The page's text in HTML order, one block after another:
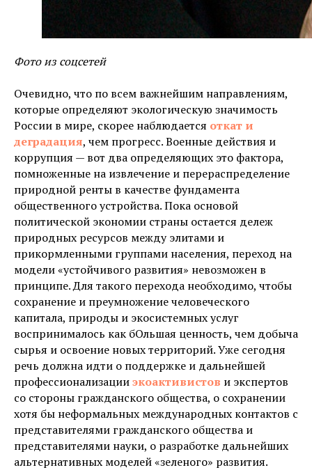
Фото из соцсетей
Очевидно, что по всем важнейшим направлениям,
которые определяют экологическую значимость
России в мире, скорее наблюдается откат и
деградация, чем прогресс. Военные действия и
коррупция — вот два определяющих это фактора,
помноженные на извлечение и перераспределение
природной ренты в качестве фундамента
общественного устройства. Пока основой
политической экономии страны остается дележ
природных ресурсов между элитами и
прикормленными группами населения, переход на
модели «устойчивого развития» невозможен в
принципе. Для такого перехода необходимо, чтобы
сохранение и преумножение человеческого
капитала, природы и экосистемных услуг
воспринималось как бОльшая ценность, чем добыча
сырья и освоение новых территорий. Уже сегодня
речь должна идти о поддержке и дальнейшей
профессионализацииэкоактивистов и экспертов
со стороны гражданского общества, о сохранении
хотя бы неформальных международных контактов с
представителями гражданского общества и
представителями науки, о разработке дальнейших
альтернативных моделей «зеленого» развития.